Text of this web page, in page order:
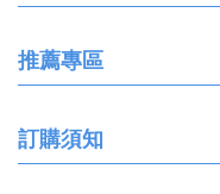
推薦專區
訂購須知